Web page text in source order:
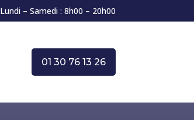
Lundi – Samedi : 8h00 – 20h00
01 30 76 13 26